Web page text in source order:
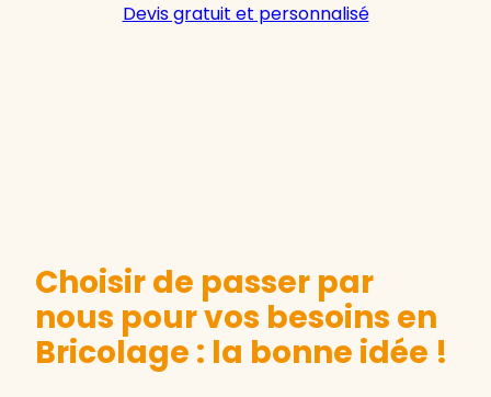
Devis gratuit et personnalisé
Choisir de passer par
nous pour vos besoins en
Bricolage : la bonne idée !